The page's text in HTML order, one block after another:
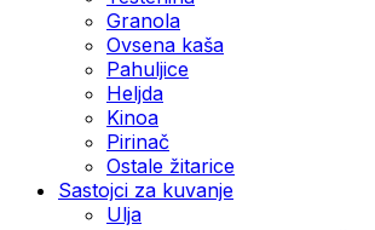
Granola
Ovsena kaša
Pahuljice
Heljda
Kinoa
Pirinač
Ostale žitarice
Sastojci za kuvanje
Ulja